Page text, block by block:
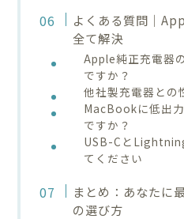
よくある質問｜
全て解決
Apple純正充電器
ですか？
他社製充電器との
MacBookに低出
ですか？
USB-Cと
てください
まとめ：あなたに
の選び方